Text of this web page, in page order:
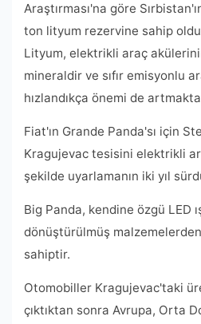
Araştırması'na göre
ton lityum rezervine sahip
Lityum, elektrikli araç
mineraldir ve sıfır emisyonlu
hızlandıkça önemi de
Fiat'ın Grande Panda'sı için
Kragujevac tesisini elektrikli
şekilde uyarlamanın iki yıl
Big Panda, kendine özgü LED
dönüştürülmüş
sahiptir.
Otomobiller Kragujevac'taki
çıktıktan sonra Avrupa, Orta